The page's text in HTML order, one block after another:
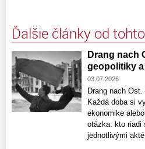
Ďalšie články od
Drang nach
geopolitiky
03.07.2026
Drang nach
Každá doba si
ekonomike
otázka: kto riadi
jednotlivými